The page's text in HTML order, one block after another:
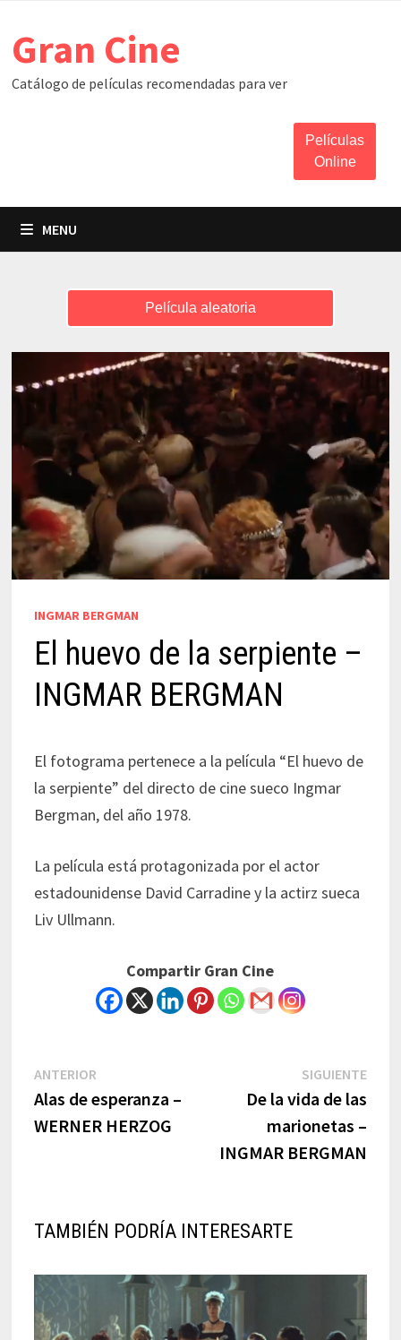
content
Gran Cine
Catálogo de películas recomendadas para ver
Películas
Online
MENU
Película aleatoria
INGMAR BERGMAN
El huevo de la serpiente –
INGMAR BERGMAN
El fotograma pertenece a la película “El huevo de
la serpiente” del directo de cine sueco Ingmar
Bergman, del año 1978.
La película está protagonizada por el actor
estadounidense David Carradine y la actirz sueca
Liv Ullmann.
Compartir Gran Cine
Navegación
de
ANTERIOR
post:
Alas de esperanza –
WERNER HERZOG
SIGUIENTENext
post:
De la vida de las
marionetas –
INGMAR BERGMAN
TAMBIÉN PODRÍA INTERESARTE